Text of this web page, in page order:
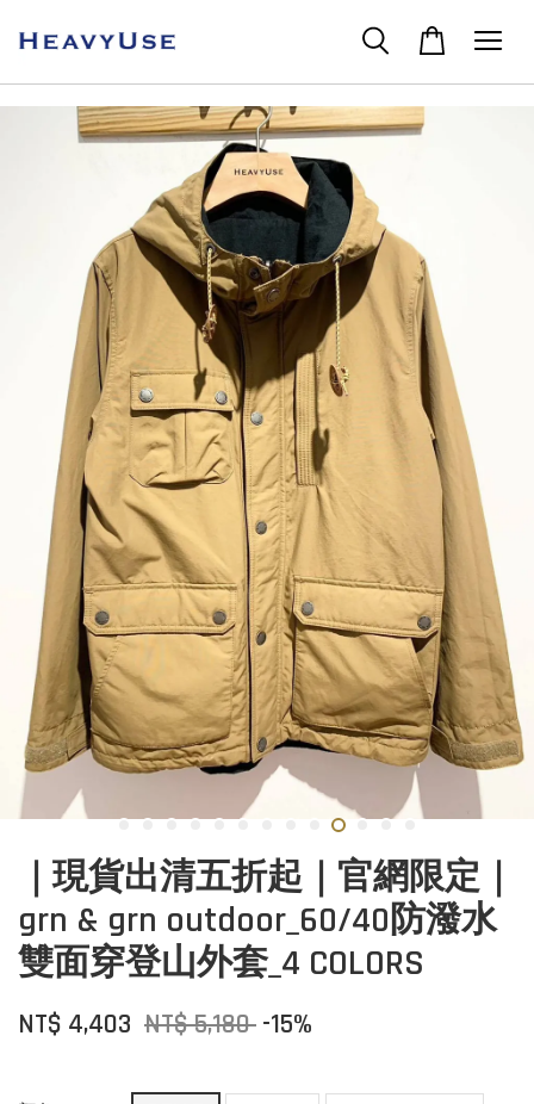
｜現貨出清五折起｜官網限定｜
grn & grn outdoor_60/40防潑水
雙面穿登山外套_4 COLORS
NT$ 4,403 NT$ 5,180 -15%